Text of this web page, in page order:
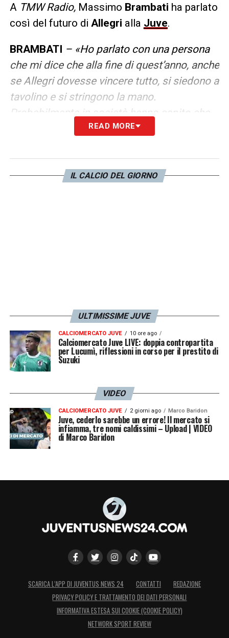
A TMW Radio, Massimo Brambati ha parlato
così del futuro di Allegri alla Juve.
BRAMBATI – «Ho parlato con una persona
che mi dice che alla fine di quest’anno, anche
se Allegri dovesse vincere tutto, si siedono a
tavolino e si stringono la mano.
Probabilmente in società hanno capito che
un percorso del genere non è adatto a un
LA PLAYLIST DELLE NOSTRE TOP NEWS
READ MORE
IL CALCIO DEL GIORNO
ULTIMISSIME JUVE
CALCIOMERCATO JUVE 10 ore ago
Calciomercato Juve LIVE: doppia contropartita
per Lucumì, riflessioni in corso per il prestito di
Suzuki
VIDEO
CALCIOMERCATO JUVE 2 giorni ago Marco Baridon
Juve, cederlo sarebbe un errore! Il mercato si
infiamma, tre nomi caldissimi – Upload | VIDEO
di Marco Baridon
SCARICA L’APP DI JUVENTUS NEWS 24 CONTATTI
REDAZIONE
PRIVACY POLICY E TRATTAMENTO DEI DATI PERSONALI
INFORMATIVA ESTESA SUI COOKIE (COOKIE POLICY)
NETWORK SPORT REVIEW